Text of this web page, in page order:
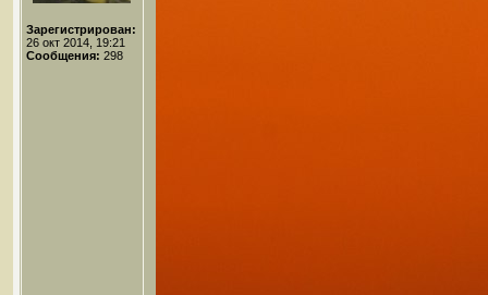
Зарегистрирован:
26 окт 2014, 19:21
Сообщения: 298